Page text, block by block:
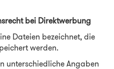
bei Direktwerbung
Dateien bezeichnet, die
werden.
unterschiedliche Angaben